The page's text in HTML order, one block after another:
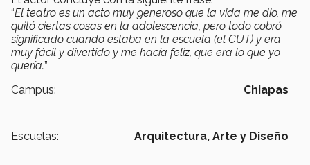
“El teatro es un acto muy generoso que la vida me dio, me
quitó ciertas cosas en la adolescencia, pero todo cobró
significado cuando estaba en la escuela (el CUT) y era
muy fácil y divertido y me hacía feliz, que era lo que yo
quería.”
Campus:
Chiapas
Escuelas: Arquitectura, Arte y Diseño